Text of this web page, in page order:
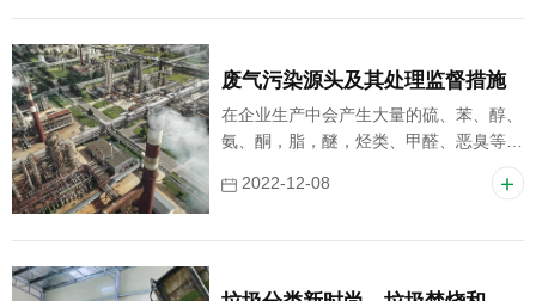
废气污染源头及其处理监督措施
在企业生产中会产生大量的硫、苯、醇、
氨、酮，脂，醚，烃类、甲醛、恶臭等废
中, 就会严重污染大气；若不加以控制,
2022-12-08